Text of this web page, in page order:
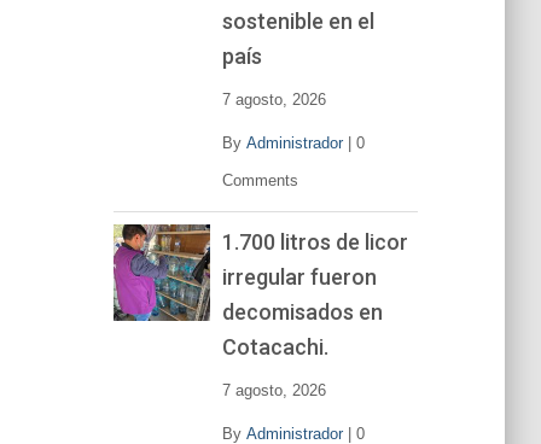
sostenible en el
país
7 agosto, 2026
By Administrador| 0
Comments
1.700 litros de licor
irregular fueron
decomisados en
Cotacachi.
7 agosto, 2026
By Administrador| 0